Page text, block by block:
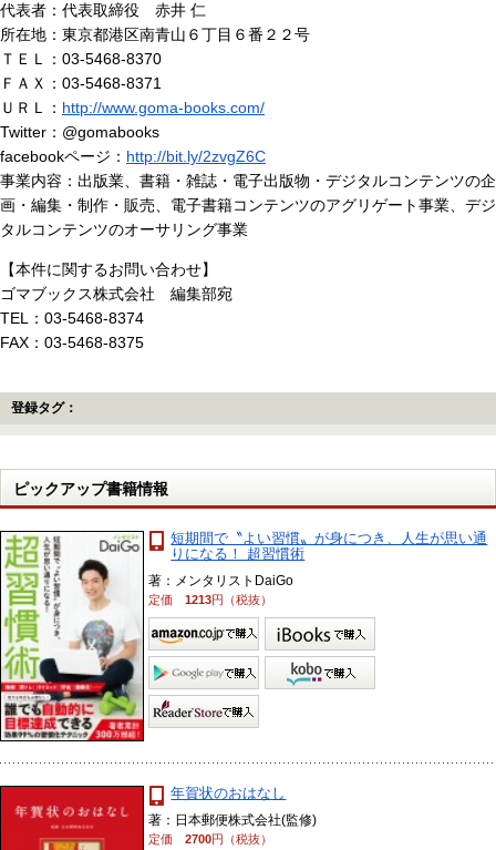
代表者：代表取締役 赤井 仁
所在地：東京都港区南青山６丁目６番２２号
ＴＥＬ：03-5468-8370
ＦＡＸ：03-5468-8371
ＵＲＬ： http://www.goma-books.com/
Twitter：@gomabooks
facebookページ： http://bit.ly/2zvgZ6C
事業内容：出版業、書籍・雑誌・電子出版物・デジタルコンテンツの企
画・編集・制作・販売、電子書籍コンテンツのアグリゲート事業、デジ
タルコンテンツのオーサリング事業
【本件に関するお問い合わせ】
ゴマブックス株式会社 編集部宛
TEL：03-5468-8374
FAX：03-5468-8375
登録タグ：
ピックアップ書籍情報
短期間で〝よい習慣〟が身につき、人生が思い通
りになる！ 超習慣術
著：メンタリストDaiGo
定価1213円（税抜）
年賀状のおはなし
著：日本郵便株式会社(監修)
定価2700円（税抜）